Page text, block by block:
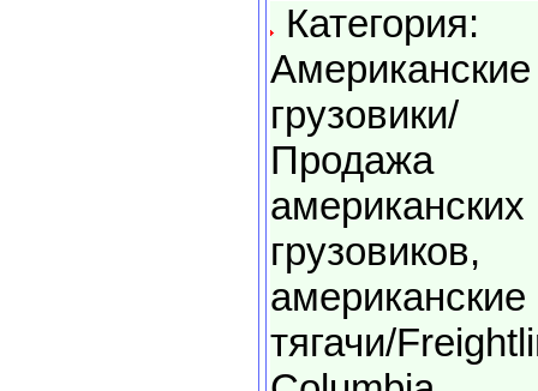
Категория:
Американские
грузовики/
Продажа
американских
грузовиков,
американские
тягачи/